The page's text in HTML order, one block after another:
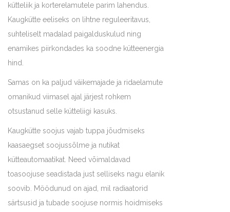
kütteliik ja korterelamutele parim lahendus.
Kaugkütte eeliseks on lihtne reguleeritavus,
suhteliselt madalad paigalduskulud ning
enamikes piirkondades ka soodne kütteenergia
hind.
Samas on ka paljud väikemajade ja ridaelamute
omanikud viimasel ajal järjest rohkem
otsustanud selle kütteliigi kasuks.
Kaugkütte soojus vajab tuppa jõudmiseks
kaasaegset soojussõlme ja nutikat
kütteautomaatikat. Need võimaldavad
toasoojuse seadistada just selliseks nagu elanik
soovib. Möödunud on ajad, mil radiaatorid
särtsusid ja tubade soojuse normis hoidmiseks